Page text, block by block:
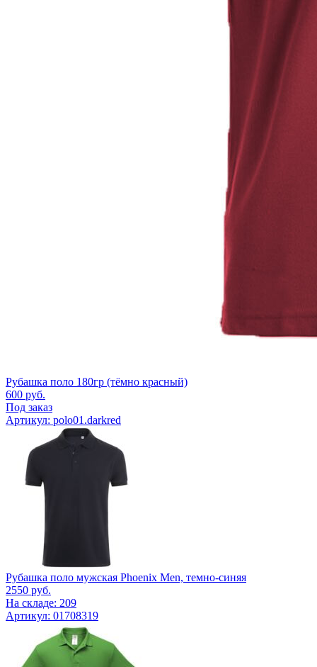
Рубашка поло 180гр (тёмно красный)
600 руб.
Под заказ
Артикул: polo01.darkred
Рубашка поло мужская Phoenix Men, темно-синяя
2550 руб.
На складе: 209
Артикул: 01708319